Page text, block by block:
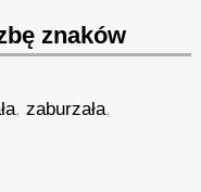
znaków
,zaburzała,